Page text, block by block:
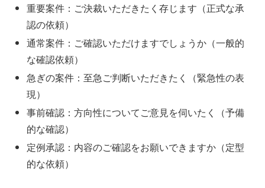
重要案件：ご決裁いただきたく存じます（正式な承
認の依頼）
通常案件：ご確認いただけますでしょうか（一般的
な確認依頼）
急ぎの案件：至急ご判断いただきたく（緊急性の表
現）
事前確認：方向性についてご意見を伺いたく（予備
的な確認）
定例承認：内容のご確認をお願いできますか（定型
的な依頼）